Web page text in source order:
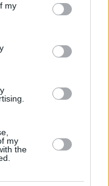
my
my
the